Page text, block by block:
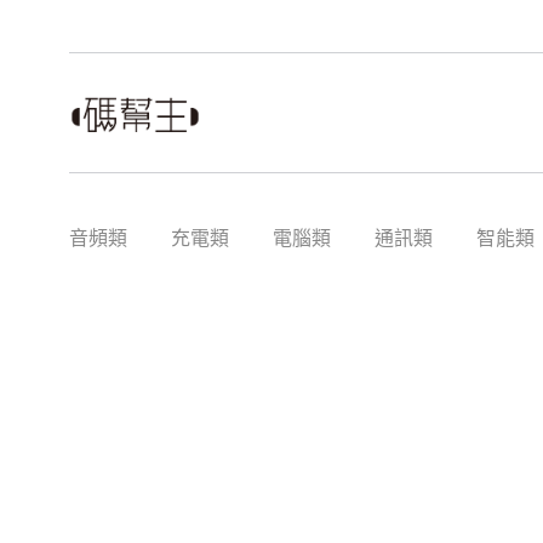
音頻類 充電類 電腦類 通訊類 智能類